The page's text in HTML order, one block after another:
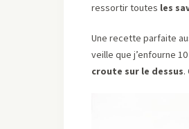
ressortir toutes les
Une recette parfaite
veille que j’enfourne
croute sur le dessus.